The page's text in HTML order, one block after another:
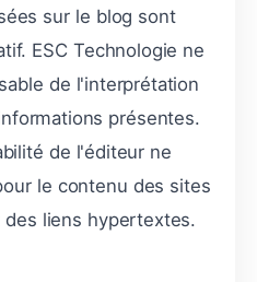
sur le blog sont
ESC Technologie ne
de l'interprétation
présentes.
de l'éditeur ne
le contenu des sites
liens hypertextes.